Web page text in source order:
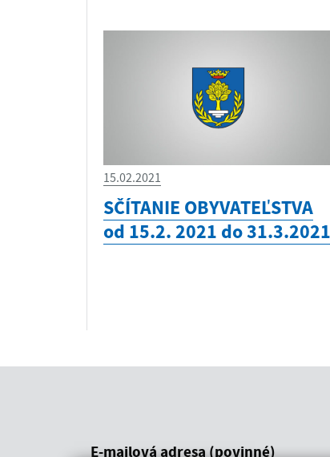
15.02.2021
SČÍTANIE OBYVATEĽSTVA
od 15.2. 2021 do 31.3.2021
E-mailová adresa (povinné)